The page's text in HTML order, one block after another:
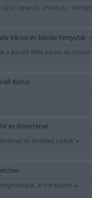
is; innen is, onnan is...
Városi és Iskolai Könyvtár -
a Bartók Béla Városi és
Kórus
és őstörténet
és érdekes cikkek! »
ki mit szeret. »